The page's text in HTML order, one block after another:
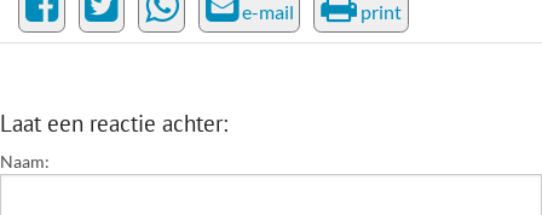
e-mail print
Laat een reactie achter:
Naam: